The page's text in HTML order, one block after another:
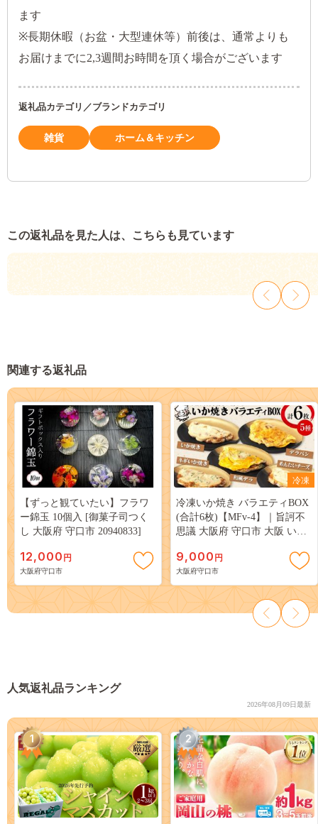
ます
※長期休暇（お盆・大型連休等）前後は、通常よりも
お届けまでに2,3週間お時間を頂く場合がございます
返礼品カテゴリ／ブランドカテゴリ
雑貨 ホーム＆キッチン
この返礼品を見た人は、こちらも見ています
関連する返礼品
【ずっと観ていたい】フラワ
ー錦玉 10個入 [御菓子司つく
し 大阪府 守口市 20940833]
12,000 円
大阪府守口市
冷凍
冷凍いか焼き バラエティBOX
(合計6枚)【MFv-4】｜旨訶不
思議 大阪府 守口市 大阪 いか
つ [0683]
9,000 円
大阪府守口市
人気返礼品ランキング
2026年08月09日最新
1 2